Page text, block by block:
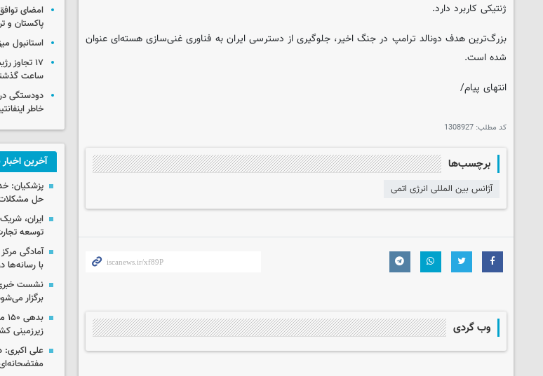
ژنتیکی کاربرد دارد.
بزرگ‌ترین هدف دونالد ترامپ در جنگ اخیر، جلوگیری از دسترسی ایران به فناوری غنی‌سازی هسته‌ای عنوان
شده است.
انتهای پیام/
کد مطلب: 1308927
برچسب‌ها
آژانس بین المللی انرژی اتمی
وب گردی
امضای
پاکستان و
استانبول
ساعت
دودستگی
خاطر
آخرین
پزشکیان:
حل
ایران،
توسعه
آمادگی
با رسانه‌ها
نشست خبری
برگزار
زیرزمینی
علی